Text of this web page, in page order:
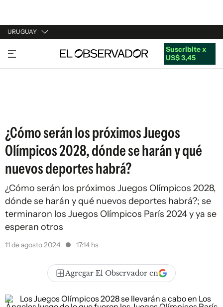
URUGUAY
URUGUAY
ARGENTINA
Suscribite x
US$ 3,45
¿Cómo serán los próximos Juegos
Olímpicos 2028, dónde se harán y qué
nuevos deportes habrá?
¿Cómo serán los próximos Juegos Olímpicos 2028,
dónde se harán y qué nuevos deportes habrá?; se
terminaron los Juegos Olímpicos París 2024 y ya se
esperan otros
11 de agosto 2024 17:14 hs
Agregar El Observador en